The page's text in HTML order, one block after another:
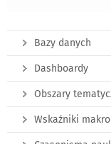
Bazy danych
Dashboardy
Obszary
Wskaźniki